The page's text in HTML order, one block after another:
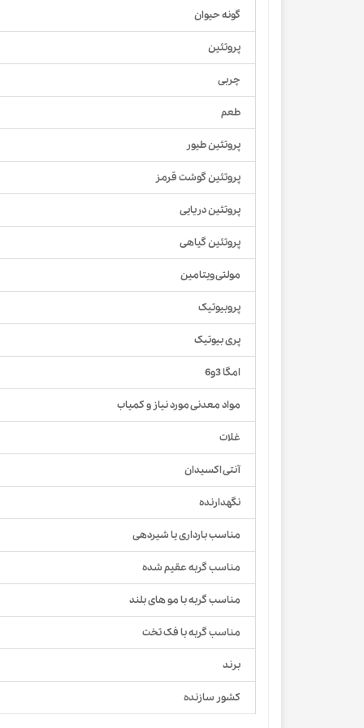
گونه حیوان
پروتئین
چربی
طعم
پروتئین طیور
پروتئین گوشت قرمز
پروتئین دریایی
پروتئین گیاهی
مولتی ویتامین
پروبیوتیک
پری بیوتیک
امگا 3و6
مواد معدنی مورد نیاز و کمیاب
غلات
آنتی اکسیدان
نگهدارنده
مناسب بارداری یا شیردهی
مناسب گربه عقیم شده
مناسب گربه با مو های بلند
مناسب گربه با فک تخت
برند
کشور سازنده